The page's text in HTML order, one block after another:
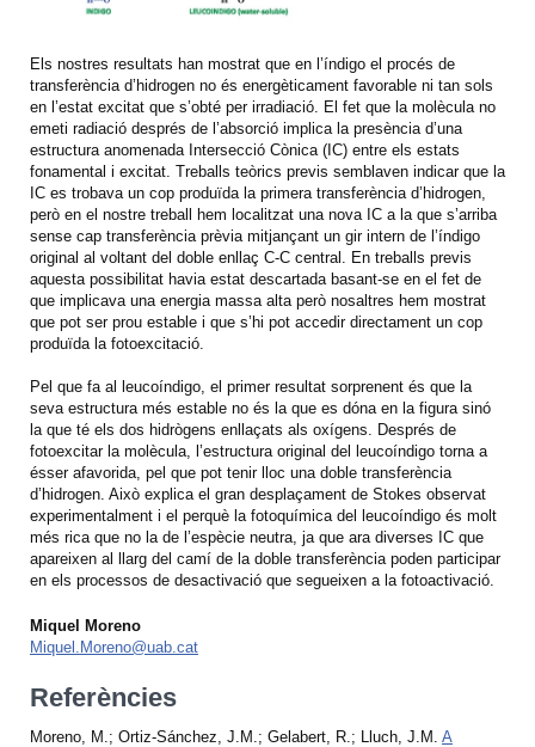
Els nostres resultats han mostrat que en l’índigo el procés de
transferència d’hidrogen no és energèticament favorable ni tan sols
en l’estat excitat que s’obté per irradiació. El fet que la molècula no
emeti radiació després de l’absorció implica la presència d’una
estructura anomenada Intersecció Cònica (IC) entre els estats
fonamental i excitat. Treballs teòrics previs semblaven indicar que la
IC es trobava un cop produïda la primera transferència d’hidrogen,
però en el nostre treball hem localitzat una nova IC a la que s’arriba
sense cap transferència prèvia mitjançant un gir intern de l’índigo
original al voltant del doble enllaç C-C central. En treballs previs
aquesta possibilitat havia estat descartada basant-se en el fet de
que implicava una energia massa alta però nosaltres hem mostrat
que pot ser prou estable i que s’hi pot accedir directament un cop
produïda la fotoexcitació.
Pel que fa al leucoíndigo, el primer resultat sorprenent és que la
seva estructura més estable no és la que es dóna en la figura sinó
la que té els dos hidrògens enllaçats als oxígens. Després de
fotoexcitar la molècula, l’estructura original del leucoíndigo torna a
ésser afavorida, pel que pot tenir lloc una doble transferència
d’hidrogen. Això explica el gran desplaçament de Stokes observat
experimentalment i el perquè la fotoquímica del leucoíndigo és molt
més rica que no la de l’espècie neutra, ja que ara diverses IC que
apareixen al llarg del camí de la doble transferència poden participar
en els processos de desactivació que segueixen a la fotoactivació.
Miquel Moreno
Miquel.Moreno@uab.cat
Referències
Moreno, M.; Ortiz-Sánchez, J.M.; Gelabert, R.; Lluch, J.M. A